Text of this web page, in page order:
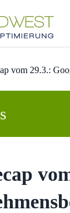
vom 29.3.: